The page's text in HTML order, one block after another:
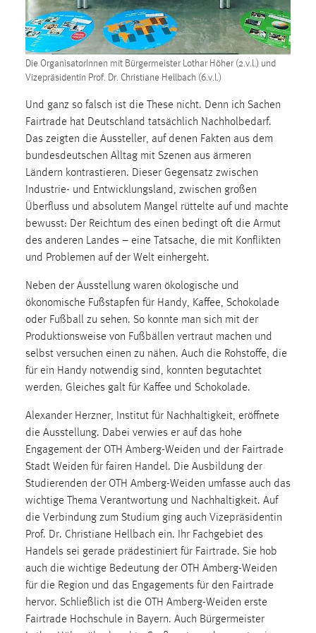
Die OrganisatorInnen mit Bürgermeister Lothar Höher (2.v.l.) und
Vizepräsidentin Prof. Dr. Christiane Hellbach (6.v.l.)
Und ganz so falsch ist die These nicht. Denn ich Sachen
Fairtrade hat Deutschland tatsächlich Nachholbedarf.
Das zeigten die Aussteller, auf denen Fakten aus dem
bundesdeutschen Alltag mit Szenen aus ärmeren
Ländern kontrastieren. Dieser Gegensatz zwischen
Industrie- und Entwicklungsland, zwischen großen
Überfluss und absolutem Mangel rüttelte auf und machte
bewusst: Der Reichtum des einen bedingt oft die Armut
des anderen Landes – eine Tatsache, die mit Konflikten
und Problemen auf der Welt einhergeht.
Neben der Ausstellung waren ökologische und
ökonomische Fußstapfen für Handy, Kaffee, Schokolade
oder Fußball zu sehen. So konnte man sich mit der
Produktionsweise von Fußbällen vertraut machen und
selbst versuchen einen zu nähen. Auch die Rohstoffe, die
für ein Handy notwendig sind, konnten begutachtet
werden. Gleiches galt für Kaffee und Schokolade.
Alexander Herzner, Institut für Nachhaltigkeit, eröffnete
die Ausstellung. Dabei verwies er auf das hohe
Engagement der OTH Amberg-Weiden und der Fairtrade
Stadt Weiden für fairen Handel. Die Ausbildung der
Studierenden der OTH Amberg-Weiden umfasse auch das
wichtige Thema Verantwortung und Nachhaltigkeit. Auf
die Verbindung zum Studium ging auch Vizepräsidentin
Prof. Dr. Christiane Hellbach ein. Ihr Fachgebiet des
Handels sei gerade prädestiniert für Fairtrade. Sie hob
auch die wichtige Bedeutung der OTH Amberg-Weiden
für die Region und das Engagements für den Fairtrade
hervor. Schließlich ist die OTH Amberg-Weiden erste
Fairtrade Hochschule in Bayern. Auch Bürgermeister
1 Jahr
Performance
Name:
Zweck:
Für performante Seitenauslieferung wird in diesem Cookie
gespeichert, ob man eingeloggt ist.
Sprachpräferenz
Name:
site-language-preference
Zweck:
Das Cookie speichert die gewählte Sprache der Website.
Cookie Laufzeit:
30 Tage
Chat
Name:
chat-frame-style-5e9dbeb1811c0446
Zweck:
Wird benötigt um die Chatfunktion nutzen zu können.
Cookie Laufzeit:
MibewSessionID, mibew-chat-frame-style-
5e9dbeb1811c0446 = Sitzungslaufzeit, mibew_locale = 3
Jahre, MIBEW_UserID = 1 Jahr
Login
Name:
fe_user, be_user, be_lastLoginProvider